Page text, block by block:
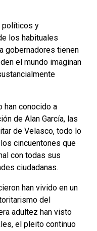
políticos y
los habituales
gobernadores tienen
el mundo imaginan
han conocido a
de Alan García, las
de Velasco, todo lo
cincuentones que
con todas sus
ciudadanas.
han vivido en un
del
adultez han visto
el pleito continuo